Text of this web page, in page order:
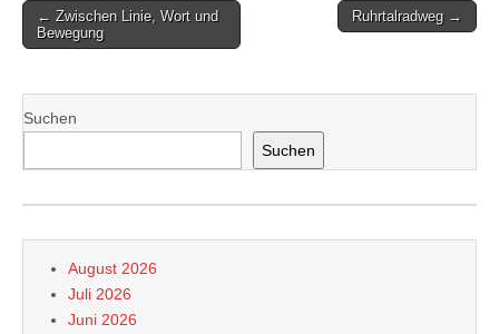
Post
navigation
← Zwischen Linie, Wort und
Bewegung
Ruhrtalradweg →
Suchen
Suchen
August 2026
Juli 2026
Juni 2026